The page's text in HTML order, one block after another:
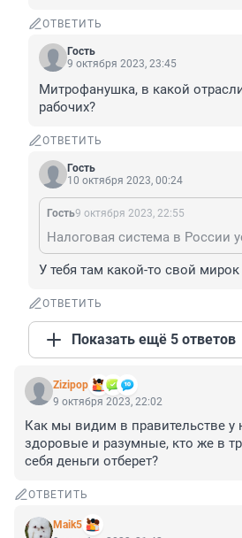
ОТВЕТИТЬ
Гость
9 октября 2023, 23:45
Митрофанушка, в какой
рабочих?
ОТВЕТИТЬ
Гость
10 октября 2023, 00:24
Гость9 октября 2023, 22:55
У тебя там какой-то свой
ОТВЕТИТЬ
Показать ещё 5 ответов
Zizipop
9 октября 2023, 22:02
Как мы видим в правительстве у
здоровые и разумные, кто же в
себя деньги отберет?
ОТВЕТИТЬ
Maik5